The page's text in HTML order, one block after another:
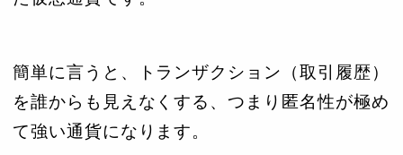
簡単に言うと、トランザクション（取引履歴）
を誰からも見えなくする、つまり匿名性が極め
て強い通貨になります。